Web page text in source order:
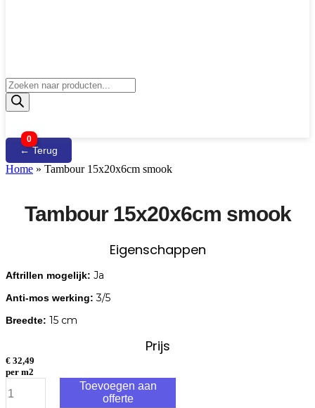
Producten
zoeken
0
← Terug
Home » Tambour 15x20x6cm smook
Tambour 15x20x6cm smook
Eigenschappen
Aftrillen mogelijk: Ja
Anti-mos werking: 3/5
Breedte: 15 cm
Prijs
€ 32,49
per m2
15x20x6cm
Toevoegen aan
offerte